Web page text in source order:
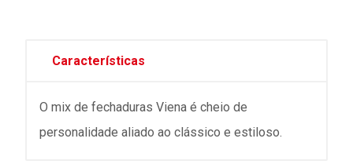
Características
O mix de fechaduras Viena é cheio de
personalidade aliado ao clássico e estiloso.